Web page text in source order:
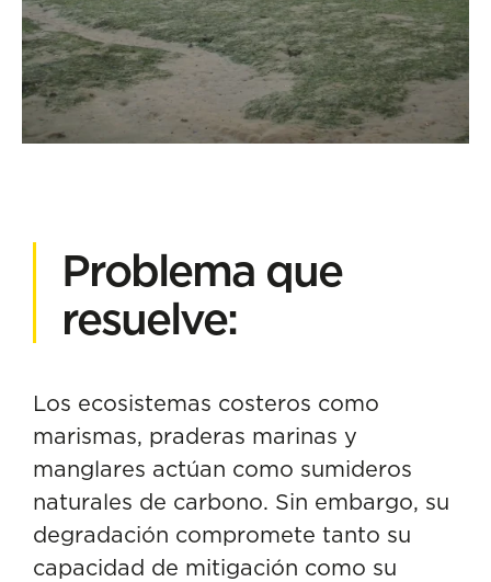
Problema que
resuelve:
Los ecosistemas costeros como
marismas, praderas marinas y
manglares actúan como sumideros
naturales de carbono. Sin embargo, su
degradación compromete tanto su
capacidad de mitigación como su